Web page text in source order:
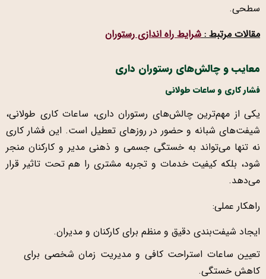
سطحی.
مقالات مرتبط :شرایط راه اندازی رستوران
معایب و چالش‌های رستوران داری
فشار کاری و ساعات طولانی
یکی از مهم‌ترین چالش‌های رستوران داری، ساعات کاری طولانی،
شیفت‌های شبانه و حضور در روزهای تعطیل است. این فشار کاری
نه تنها می‌تواند به خستگی جسمی و ذهنی مدیر و کارکنان منجر
شود، بلکه کیفیت خدمات و تجربه مشتری را هم تحت تاثیر قرار
می‌دهد.
راهکار عملی:
ایجاد شیفت‌بندی دقیق و منظم برای کارکنان و مدیران.
تعیین ساعات استراحت کافی و مدیریت زمان شخصی برای
کاهش خستگی.